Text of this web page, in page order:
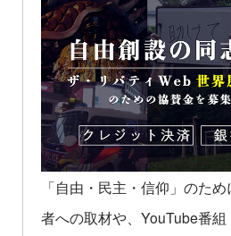
「自由・民主・信仰」のた
者への取材や、YouTube番